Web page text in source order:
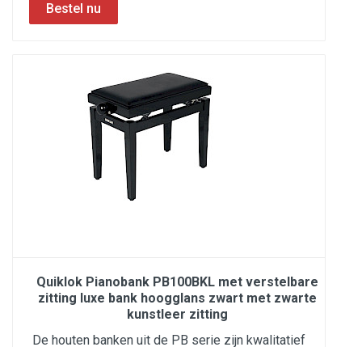
Quiklok Pianobank PB100BKL met verstelbare
zitting luxe bank hoogglans zwart met zwarte
kunstleer zitting
De houten banken uit de PB serie zijn kwalitatief